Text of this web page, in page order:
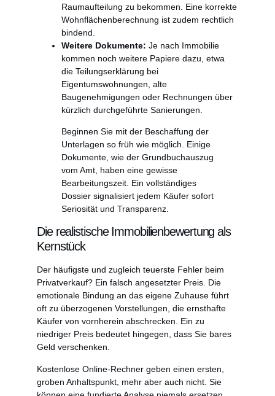
Raumaufteilung zu bekommen. Eine korrekte
Wohnflächenberechnung ist zudem rechtlich
bindend.
Weitere Dokumente: Je nach Immobilie
kommen noch weitere Papiere dazu, etwa
die Teilungserklärung bei
Eigentumswohnungen, alte
Baugenehmigungen oder Rechnungen über
kürzlich durchgeführte Sanierungen.
Beginnen Sie mit der Beschaffung der
Unterlagen so früh wie möglich. Einige
Dokumente, wie der Grundbuchauszug
vom Amt, haben eine gewisse
Bearbeitungszeit. Ein vollständiges
Dossier signalisiert jedem Käufer sofort
Seriosität und Transparenz.
Die realistische Immobilienbewertung als
Kernstück
Der häufigste und zugleich teuerste Fehler beim
Privatverkauf? Ein falsch angesetzter Preis. Die
emotionale Bindung an das eigene Zuhause führt
oft zu überzogenen Vorstellungen, die ernsthafte
Käufer von vornherein abschrecken. Ein zu
niedriger Preis bedeutet hingegen, dass Sie bares
Geld verschenken.
Kostenlose Online-Rechner geben einen ersten,
groben Anhaltspunkt, mehr aber auch nicht. Sie